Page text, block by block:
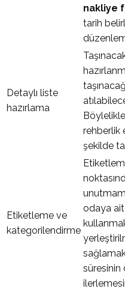
nakliye
tarih
Detaylı liste
hazırlama
rehberlik
şekilde
Etiketleme ve
kategorilendirme
odaya
süresinin